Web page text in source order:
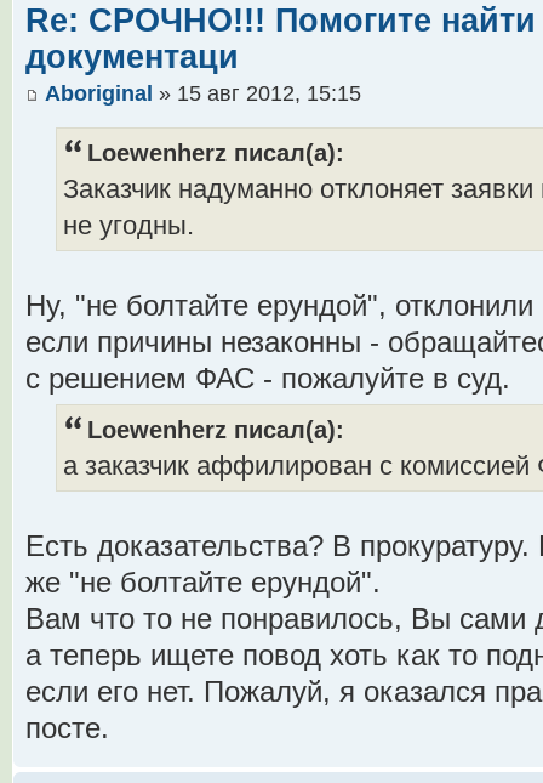
Re: СРОЧНО!!! Помогите найти
документаци
Aboriginal » 15 авг 2012, 15:15
Loewenherz писал(а):
Заказчик надуманно отклоняет
не угодны.
Ну, "не болтайте ерундой",
если причины незаконны -
с решением ФАС - пожалуйте в суд.
Loewenherz писал(а):
а заказчик аффилирован с
Есть доказательства? В
же "не болтайте ерундой".
Вам что то не понравилось, Вы сами
а теперь ищете повод хоть как то
если его нет. Пожалуй, я оказался
посте.